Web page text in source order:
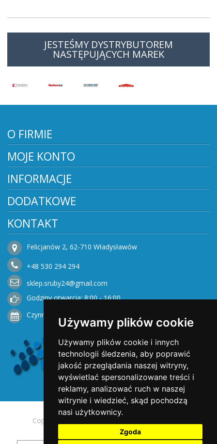
Używamy plików cookie
Używamy plików cookie i innych
technologii śledzenia, aby poprawić
jakość przeglądania naszej witryny,
wyświetlać spersonalizowane treści i
reklamy, analizować ruch w naszej
witrynie i wiedzieć, skąd pochodzą
nasi użytkownicy.
Zgoda
JESTEŚMY DYSTRYBUTOREM
NASTĘPUJĄCYCH MAREK
O FIRMIE
MOJE KONTO
INFORMACJE
DODATKOWE
KONTAKT
Felicjanów 2, 62-710 Władysławów
+48 530 294 294
sklep.sruby24@gmail.com
Godziny otwarcia: 8:00 - 16:00
Czynne od Poniedziałku do Piątku
Copyright © 2025 Opengreen. All rights reserved.